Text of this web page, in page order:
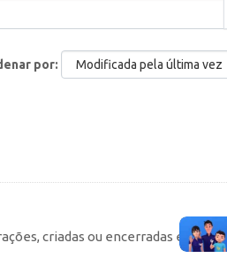
por
criadas ou encerradas em cada